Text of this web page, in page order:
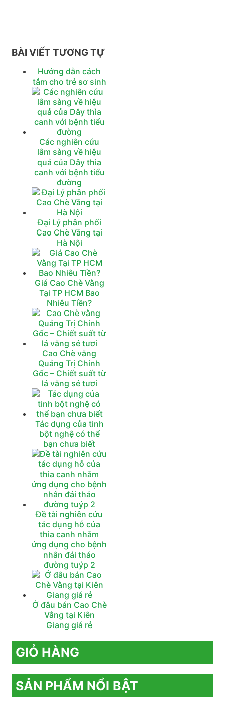
BÀI VIẾT TƯƠNG TỰ
Hướng dẫn cách
tắm cho trẻ sơ sinh
Các nghiên cứu
lâm sàng về hiệu
quả của Dây thìa
canh với bệnh tiểu
đường
Đại Lý phân phối
Cao Chè Vằng tại
Hà Nội
Giá Cao Chè Vằng
Tại TP HCM Bao
Nhiêu Tiền?
Cao Chè vằng
Quảng Trị Chính
Gốc – Chiết suất từ
lá vằng sẻ tươi
Tác dụng của tinh
bột nghệ có thể
bạn chưa biết
Đề tài nghiên cứu
tác dụng hỗ của
thìa canh nhằm
ứng dụng cho bệnh
nhân đái tháo
đường tuýp 2
Ở đâu bán Cao Chè
Vằng tại Kiên
Giang giá rẻ
GIỎ HÀNG
SẢN PHẨM NỔI BẬT